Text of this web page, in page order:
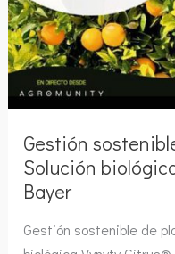
Gestión
Solución
Bayer
Gestión sostenible de
biológica
Vynyty
Citrus®
de
Bayer